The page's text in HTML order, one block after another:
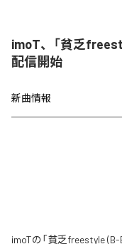
imoT、「貧乏
配信開始
新曲情報
imoTの「貧乏freestyle